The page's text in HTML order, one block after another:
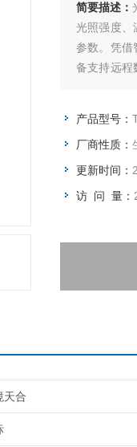
简要描述：
光照强度、
参数。凭借
备支持远程
产品型号：
厂商性质：
更新时间：
访 问 量：
天合